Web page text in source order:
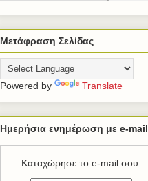
Μετάφραση Σελίδας
Powered by Translate
Ημερήσια ενημέρωση με e-mail
Καταχώρησε το e-mail σου: